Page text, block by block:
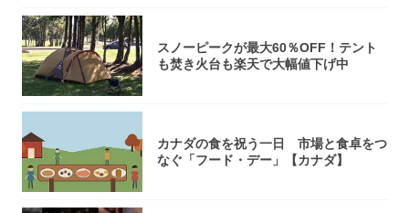
スノーピークが最大60％OFF！テント
も焚き火台も楽天で大幅値下げ中
カナダの食を祝う一日 市場と食卓をつ
なぐ「フード・デー」【カナダ】